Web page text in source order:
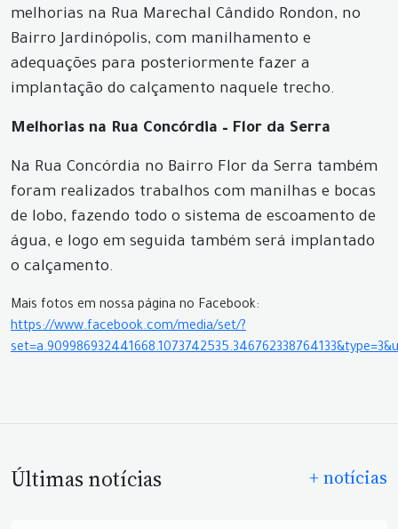
melhorias na Rua Marechal Cândido Rondon, no
Bairro Jardinópolis, com manilhamento e
adequações para posteriormente fazer a
implantação do calçamento naquele trecho.
Melhorias na Rua Concórdia – Flor da Serra
Na Rua Concórdia no Bairro Flor da Serra também
foram realizados trabalhos com manilhas e bocas
de lobo, fazendo todo o sistema de escoamento de
água, e logo em seguida também será implantado
o calçamento.
Mais fotos em nossa página no Facebook:
https://www.facebook.com/media/set/?
Últimas notícias + notícias